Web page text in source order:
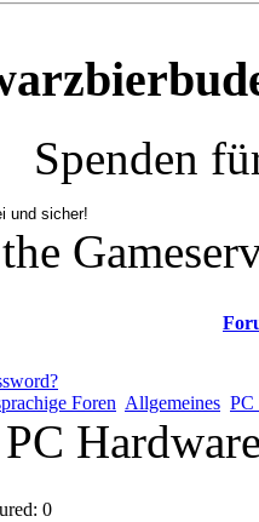
Spenden
Foren Allgemeines PC
PC
0